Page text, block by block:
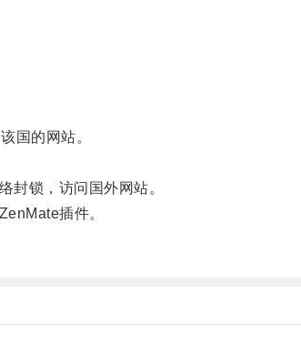
国的网站。
锁，访问国外网站。
插件。